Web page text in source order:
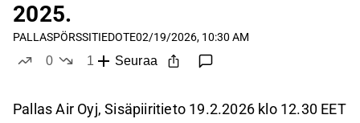
2025.
PALLASPÖRSSITIEDOTE02/19/2026, 10:30 AM
0
1
Seuraa
Pallas Air Oyj, Sisäpiiritieto 19.2.2026 klo 12.30 EET